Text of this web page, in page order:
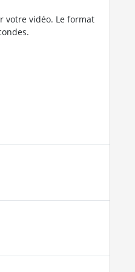
votre vidéo. Le format